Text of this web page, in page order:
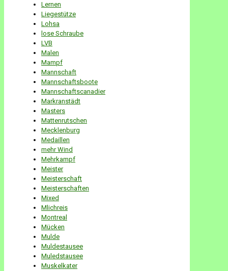
Lernen
Liegestütze
Lohsa
lose Schraube
LVB
Malen
Mampf
Mannschaft
Mannschaftsboote
Mannschaftscanadier
Markranstädt
Masters
Mattenrutschen
Mecklenburg
Medaillen
mehr Wind
Mehrkampf
Meister
Meisterschaft
Meisterschaften
Mixed
Mlichreis
Montreal
Mücken
Mulde
Muldestausee
Muledstausee
Muskelkater